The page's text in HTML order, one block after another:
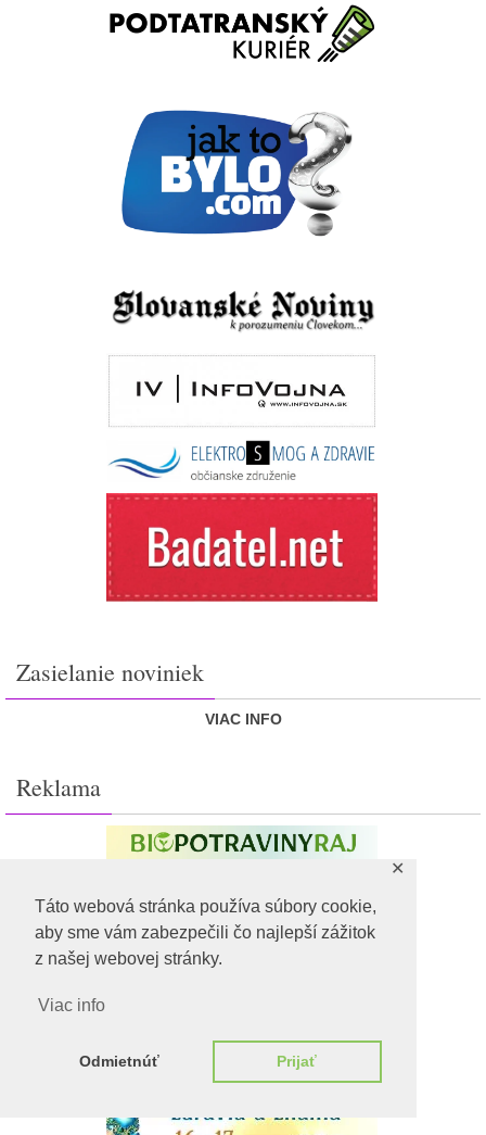
Táto webová stránka používa súbory cookie,
aby sme vám zabezpečili čo najlepší zážitok
z našej webovej stránky.
Viac info
Odmietnúť Prijať
✕
Zasielanie noviniek
VIAC INFO
Reklama